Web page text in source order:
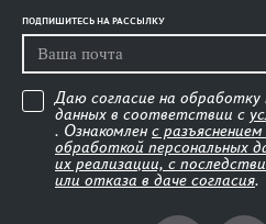
ПОДПИШИТЕСЬ НА РАССЫЛКУ
Даю согласие на обработку
данных в соответствии с
. Ознакомлен с
обработкой персональных
их реализации, с
или отказа в даче согласия.